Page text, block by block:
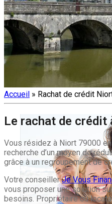
Accueil » Rachat de crédit
Le rachat de crédit
Vous résidez à Niort 79000
recherche d’un moyen de
grâce à un regroupement de
Votre conseillerJe Vous
vous proposer une solution
besoins. Propriétaire ou